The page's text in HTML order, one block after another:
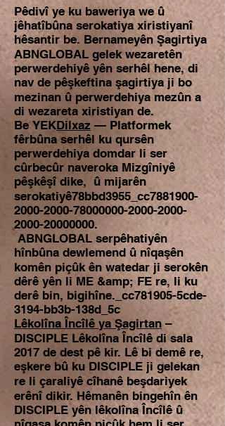
Pêdivî ye ku baweriya we û
jêhatîbûna serokatiya xiristiyanî
hêsantir be. Bernameyên Şagirtiya
ABNGLOBAL gelek wezaretên
perwerdehiyê yên serhêl hene, di
nav de pêşkeftina şagirtiya ji bo
mezinan û perwerdehiya mezûn a
di wezareta xiristiyan de.
BeYEKDilxaz — Platformek
fêrbûna serhêl ku qursên
perwerdehiya domdar li ser
cûrbecûr naveroka Mizgîniyê
pêşkêşî dike, û mijarên
serokatiyê78bbd3955_cc7881900-
2000-2000-78000000-2000-2000-
2000-20000000.
ABNGLOBAL serpêhatiyên
hînbûna dewlemend û nîqaşên
komên piçûk ên watedar ji serokên
dêrê yên li ME &amp; FE re, li ku
derê bin, bigihîne._cc781905-5cde-
3194-bb3b-138d_5c
Lêkolîna Încîlê ya Şagirtan –
DISCIPLE Lêkolîna Încîlê di sala
2017 de dest pê kir. Lê bi demê re,
eşkere bû ku DISCIPLE ji gelekan
re li çaraliyê cîhanê beşdariyek
erênî dikir. Hêmanên bingehîn ên
DISCIPLE yên lêkolîna Încîlê û